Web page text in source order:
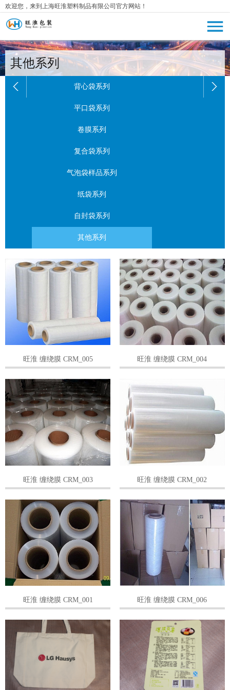
欢迎您，来到上海旺淮塑料制品有限公司官方网站！
其他系列
背心袋系列
平口袋系列
卷膜系列
复合袋系列
气泡袋样品系列
纸袋系列
自封袋系列
其他系列
旺淮 缠绕膜 CRM_005 旺淮 缠绕膜 CRM_004
旺淮 缠绕膜 CRM_003 旺淮 缠绕膜 CRM_002
旺淮 缠绕膜 CRM_001 旺淮 缠绕膜 CRM_006